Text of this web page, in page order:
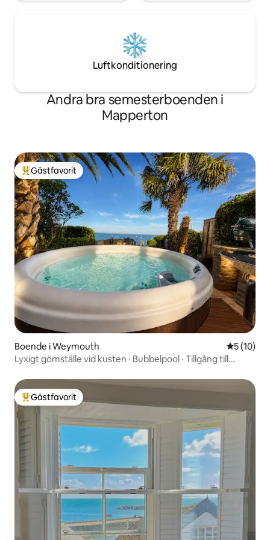
Luftkonditionering
Andra bra semesterboenden i
Mapperton
Populär gästfavorit
Gästfavorit
Boende i Weymouth 5 av 5 i
5 (10)
Lyxigt gömställe vid kusten · Bubbelpool · Tillgång till
Populär gästfavorit
Gästfavorit